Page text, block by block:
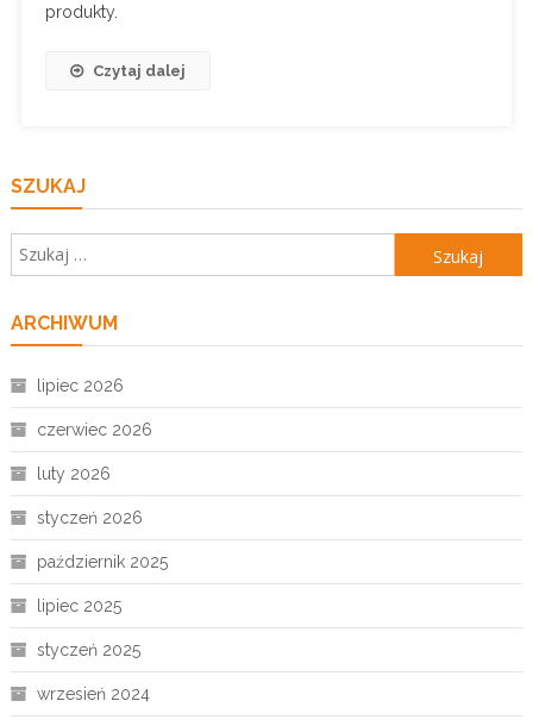
produkty.
Czytaj dalej
SZUKAJ
ARCHIWUM
lipiec 2026
czerwiec 2026
luty 2026
styczeń 2026
październik 2025
lipiec 2025
styczeń 2025
wrzesień 2024